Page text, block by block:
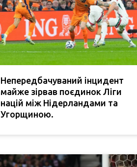
Непередбачуваний інцидент
майже зірвав поєдинок Ліги
націй між Нідерландами та
Угорщиною.